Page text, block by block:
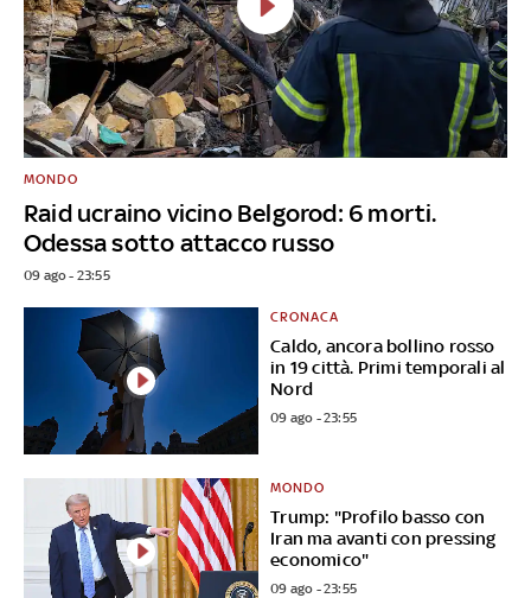
Raid ucraino vicino Belgorod: 6 morti.
Odessa sotto attacco russo
MONDO
09 ago - 23:55
Caldo, ancora bollino rosso
in 19 città. Primi temporali al
Nord
CRONACA
09 ago - 23:55
Trump: "Profilo basso con
Iran ma avanti con pressing
economico"
MONDO
09 ago - 23:55